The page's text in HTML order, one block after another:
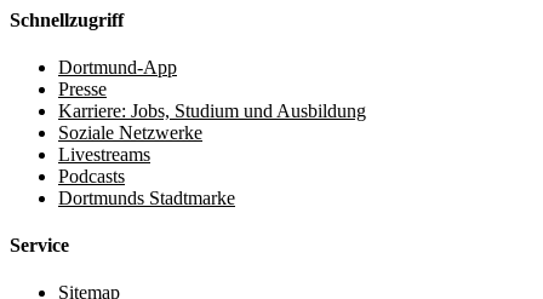
Schnellzugriff
Dortmund-App
Presse
Karriere: Jobs, Studium und Ausbildung
Soziale Netzwerke
Livestreams
Podcasts
Dortmunds Stadtmarke
Service
Sitemap